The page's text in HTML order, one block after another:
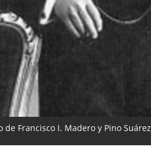
de Francisco I. Madero y Pino Suárez